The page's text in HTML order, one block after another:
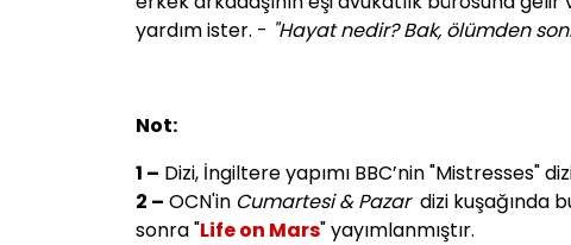
yardım ister. - "Hayat nedir? Bak, ölümden
Not:
1 – Dizi, İngiltere yapımı BBC’nin "Mistresses"
2 – OCN'in Cumartesi & Pazardizi kuşağında
sonra "Life on Mars" yayımlanmıştır.